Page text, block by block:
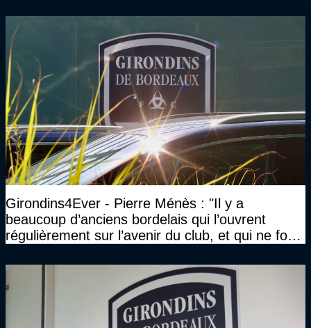
Girondins4Ever - Pierre Ménès : "Il y a
beaucoup d’anciens bordelais qui l’ouvrent
régulièrement sur l’avenir du club, et qui ne font